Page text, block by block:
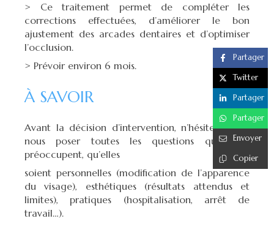
> Ce traitement permet de compléter les
corrections effectuées, d’améliorer le bon
ajustement des arcades dentaires et d’optimiser
l’occlusion.
> Prévoir environ 6 mois.
À SAVOIR
Avant la décision d’intervention, n’hésitez pas à
nous poser toutes les questions qui vous
préoccupent, qu’elles
soient personnelles (modification de l’apparence
du visage), esthétiques (résultats attendus et
limites), pratiques (hospitalisation, arrêt de
travail…).
Partager
Twitter
Partager
Partager
Envoyer
Copier